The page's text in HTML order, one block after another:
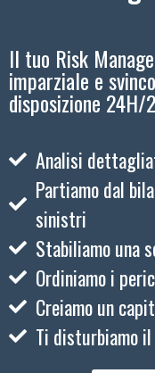
Il tuo Risk
imparziale e
disposizione 24H/
Analisi
Partiamo dal
sinistri
Stabiliamo una
Ordiniamo i
Creiamo un
Ti disturbiamo